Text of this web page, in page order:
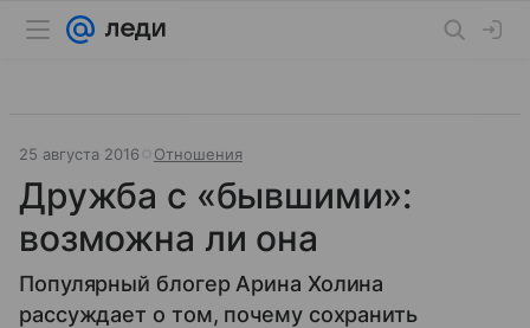
25 августа 2016 Отношения
Дружба с «бывшими»:
возможна ли она
Популярный блогер Арина Холина
рассуждает о том, почему сохранить